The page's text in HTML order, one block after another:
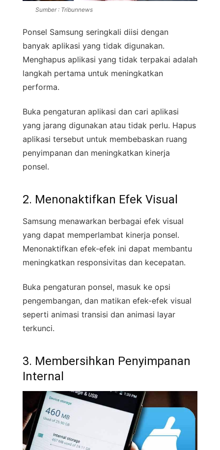
Sumber : Tribunnews
Ponsel Samsung seringkali diisi dengan
banyak aplikasi yang tidak digunakan.
Menghapus aplikasi yang tidak terpakai adalah
langkah pertama untuk meningkatkan
performa.
Buka pengaturan aplikasi dan cari aplikasi
yang jarang digunakan atau tidak perlu. Hapus
aplikasi tersebut untuk membebaskan ruang
penyimpanan dan meningkatkan kinerja
ponsel.
2. Menonaktifkan Efek Visual
Samsung menawarkan berbagai efek visual
yang dapat memperlambat kinerja ponsel.
Menonaktifkan efek-efek ini dapat membantu
meningkatkan responsivitas dan kecepatan.
Buka pengaturan ponsel, masuk ke opsi
pengembangan, dan matikan efek-efek visual
seperti animasi transisi dan animasi layar
terkunci.
3. Membersihkan Penyimpanan
Internal